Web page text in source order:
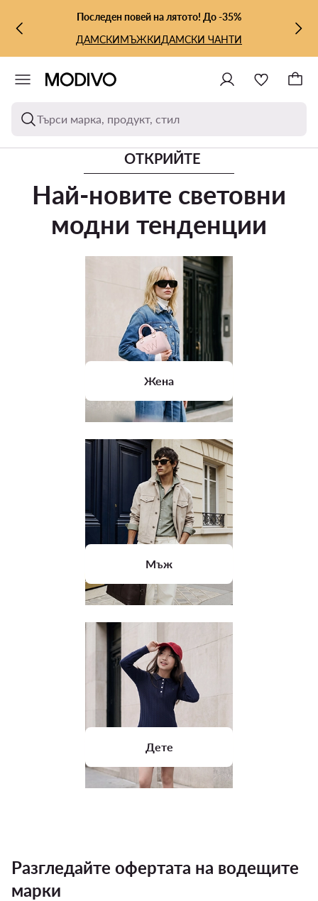
КЪМ ОСНОВНОТО СЪДЪРЖАНИЕ
КЪМ ТЪРСЕНЕПоследен повей на лятото! До -35%
ДАМСКИМЪЖКИДАМСКИ ЧАНТИ
Търси марка, продукт, стил
ОТКРИЙТЕ
Най-новите световни
модни тенденции
Жена
Мъж
Дете
Разгледайте офертата на водещите
марки